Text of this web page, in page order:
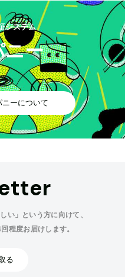
システム
ニー
ーについて
い」という方に向けて、
程度お届けします。
る